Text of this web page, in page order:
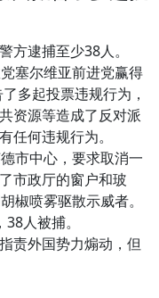
方逮捕至少38人。
塞尔维亚前进党赢得
多起投票违规行为，
资源等造成了反对派
任何违规行为。
市中心，要求取消一
市政厅的窗户和玻
椒喷雾驱散示威者。
人被捕。
责外国势力煽动，但